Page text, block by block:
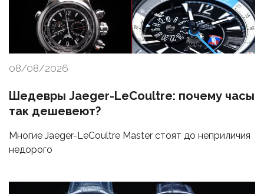
08/08/2026
Шедевры Jaeger-LeCoultre: почему часы
так дешевеют?
Многие Jaeger-LeCoultre Master стоят до неприличия
недорого